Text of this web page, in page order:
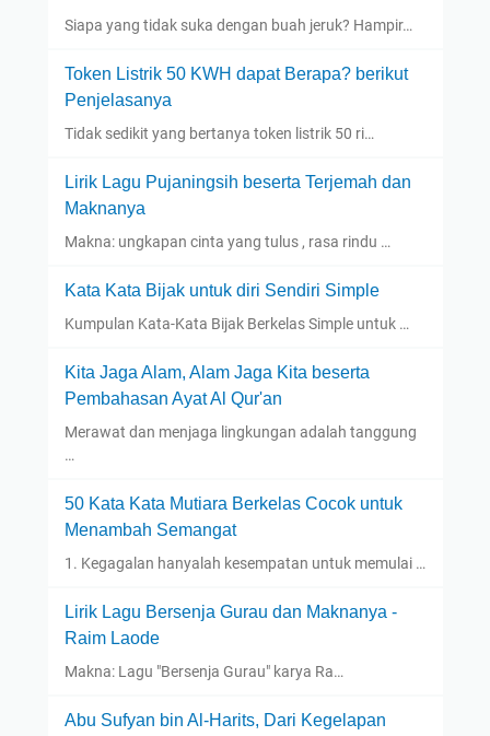
Siapa yang tidak suka dengan buah jeruk? Hampir…
Token Listrik 50 KWH dapat Berapa? berikut
Penjelasanya
Tidak sedikit yang bertanya token listrik 50 ri…
Lirik Lagu Pujaningsih beserta Terjemah dan
Maknanya
Makna: ungkapan cinta yang tulus , rasa rindu …
Kata Kata Bijak untuk diri Sendiri Simple
Kumpulan Kata-Kata Bijak Berkelas Simple untuk …
Kita Jaga Alam, Alam Jaga Kita beserta
Pembahasan Ayat Al Qur'an
Merawat dan menjaga lingkungan adalah tanggung
…
50 Kata Kata Mutiara Berkelas Cocok untuk
Menambah Semangat
1. Kegagalan hanyalah kesempatan untuk memulai …
Lirik Lagu Bersenja Gurau dan Maknanya -
Raim Laode
Makna: Lagu "Bersenja Gurau" karya Ra…
Abu Sufyan bin Al-Harits, Dari Kegelapan